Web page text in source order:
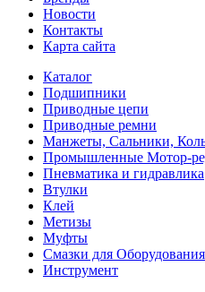
Новости
Контакты
Карта сайта
Каталог
Подшипники
Приводные цепи
Приводные ремни
Манжеты, Сальники,
Промышленные Мотор-
Пневматика и гидравлика
Втулки
Клей
Метизы
Муфты
Смазки для Оборудования
Инструмент